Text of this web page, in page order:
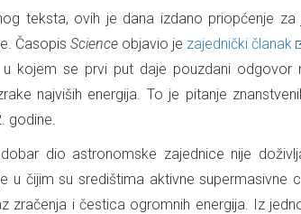
teksta, ovih je dana izdano priopćenje
Časopis Scienceobjavio je zajednički članak
u kojem se prvi put daje pouzdani odgovor
najviših energija. To je pitanje
godine.
dio astronomske zajednice nije
u čijim su središtima aktivne supermasivne
zračenja i čestica ogromnih energija. Iz